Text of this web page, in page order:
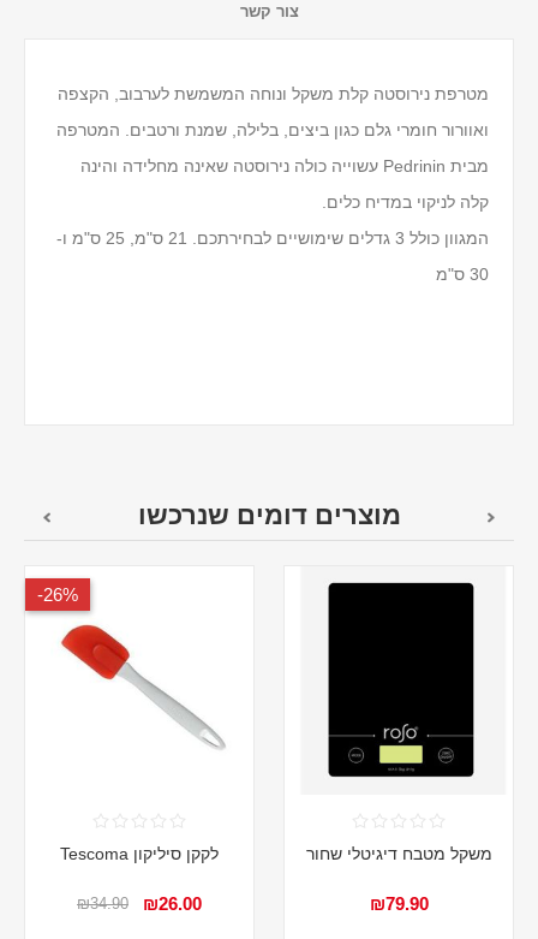
צור קשר
מטרפת נירוסטה קלת משקל ונוחה המשמשת לערבוב, הקצפה
ואוורור חומרי גלם כגון ביצים, בלילה, שמנת ורטבים. המטרפה
מבית Pedrinin עשוייה כולה נירוסטה שאינה מחלידה והינה
קלה לניקוי במדיח כלים.
המגוון כולל 3 גדלים שימושיים לבחירתכם. 21 ס"מ, 25 ס"מ ו-
30 ס"מ
מוצרים דומים שנרכשו
משקל מטבח דיגיטלי שחור
₪79.90
26%-
לקקן סיליקון Tescoma
₪26.00
₪34.90